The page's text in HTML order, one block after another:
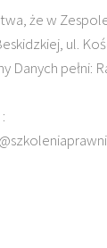
że w
ul.
Danych pełni: